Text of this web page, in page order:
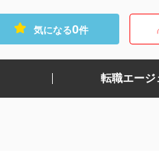
気になる0件
転職エージ